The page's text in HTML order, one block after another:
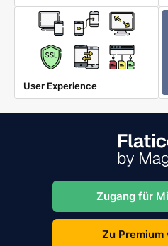
User Experience
Zugang für
Zu Premium